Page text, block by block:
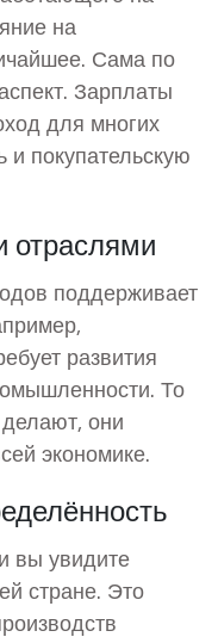
на
Сама по
Зарплаты
для многих
и покупательскую
отраслями
поддерживает
развития
То
они
экономике.
вы увидите
стране. Это